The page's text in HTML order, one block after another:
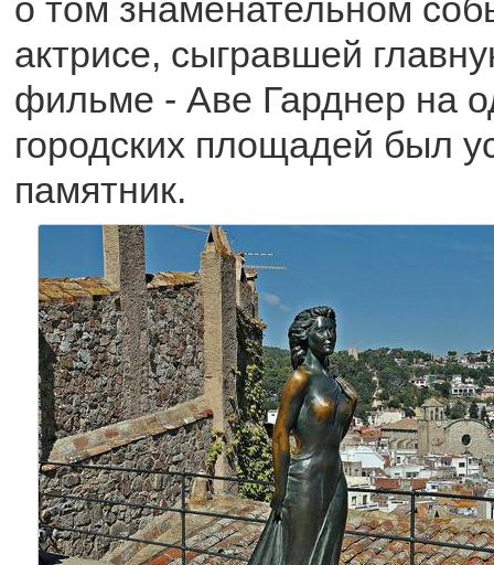
о том знаменательном
актрисе, сыгравшей
фильме - Аве Гарднер на
городских площадей был
памятник.